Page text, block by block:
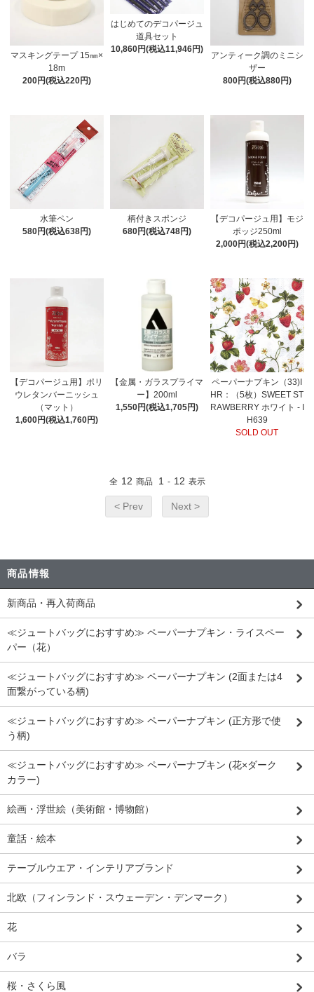
マスキングテープ 15㎜×
18m
200円(税込220円)
はじめてのデコパージュ
道具セット
10,860円(税込11,946円)
アンティーク調のミニシ
ザー
800円(税込880円)
水筆ペン
580円(税込638円)
柄付きスポンジ
680円(税込748円)
【デコパージュ用】モジ
ポッジ250ml
2,000円(税込2,200円)
【デコパージュ用】ポリ
ウレタンバーニッシュ
（マット）
1,600円(税込1,760円)
【金属・ガラスプライマ
ー】200ml
1,550円(税込1,705円)
ペーパーナプキン（33)I
HR：（5枚）SWEET ST
RAWBERRY ホワイト - I
H639
SOLD OUT
全 12 商品 1 - 12 表示
< Prev Next >
商品情報
新商品・再入荷商品
≪ジュートバッグにおすすめ≫ ペーパーナプキン・ライスペー
パー（花）
≪ジュートバッグにおすすめ≫ ペーパーナプキン (2面または4
面繋がっている柄)
≪ジュートバッグにおすすめ≫ ペーパーナプキン (正方形で使
う柄)
≪ジュートバッグにおすすめ≫ ペーパーナプキン (花×ダーク
カラー)
絵画・浮世絵（美術館・博物館）
童話・絵本
テーブルウエア・インテリアブランド
北欧（フィンランド・スウェーデン・デンマーク）
花
バラ
桜・さくら風